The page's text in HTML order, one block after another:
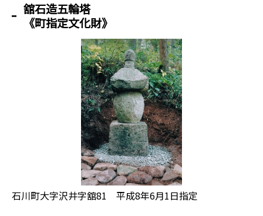
舘石造五輪塔
《町指定文化財》
石川町大字沢井字舘81 平成8年6月1日指定